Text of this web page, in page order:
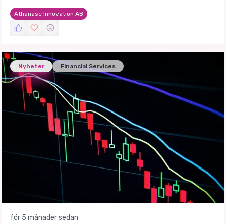
en rad viktiga beslut på agendan.
Athanase Innovation AB
Nyheter Financial Services
för 5 månader sedan